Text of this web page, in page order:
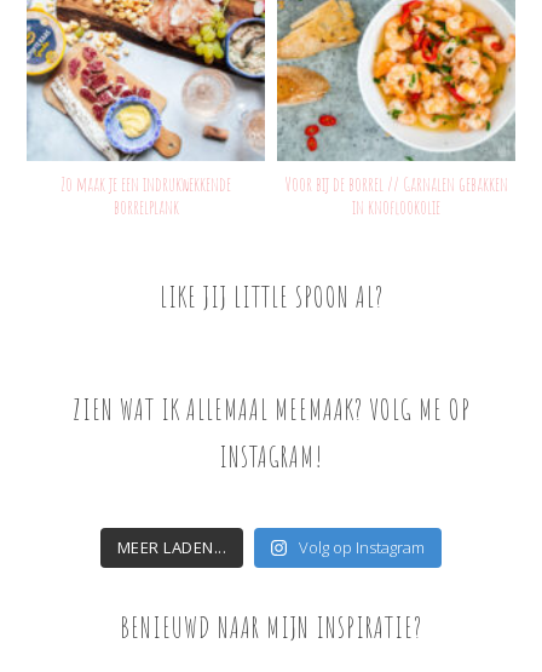
Zo maak je een indrukwekkende
borrelplank
Voor bij de borrel // Garnalen gebakken
in knoflookolie
LIKE JIJ LITTLE SPOON AL?
ZIEN WAT IK ALLEMAAL MEEMAAK? VOLG ME OP
INSTAGRAM!
MEER LADEN... Volg op Instagram
BENIEUWD NAAR MIJN INSPIRATIE?